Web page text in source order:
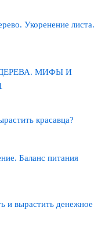
Укоренение листа.
МИФЫ И
красавца?
Баланс питания
и вырастить денежное